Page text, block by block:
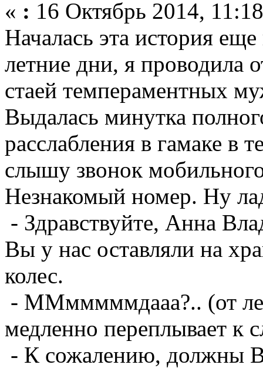
« : 16 Октябрь 2014,
Началась эта история
летние дни, я проводила
стаей темпераментных
Выдалась минутка
расслабления в гамаке в
слышу звонок
Незнакомый номер. Ну
- Здравствуйте, Анна
Вы у нас оставляли на
колес.
- ММмммммдааа?.. (от
медленно переплывает к
- К сожалению, должны